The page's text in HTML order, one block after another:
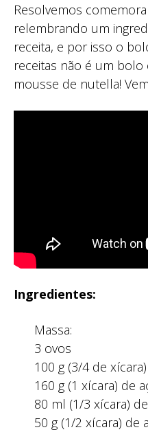
Resolvemos
relembrando um
receita, e por isso o
receitas não é um
mousse de nutella!
Ingredientes:
Massa:
3 ovos
100 g (3/4 de
160 g (1 xícara) de
80 ml (1/3 xícara)
50 g (1/2 xícara) de